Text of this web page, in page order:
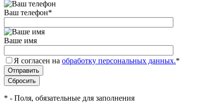
Ваш телефон*
Ваше имя
Я согласен на обработку персональных данных.*
* - Поля, обязательные для заполнения